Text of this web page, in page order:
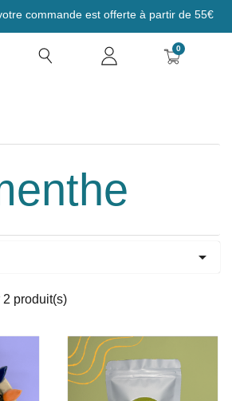
commande est offerte à partir de 55€
0

produit(s)